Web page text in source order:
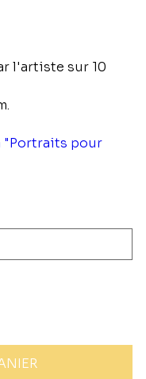
l'artiste sur 10
"Portraits pour